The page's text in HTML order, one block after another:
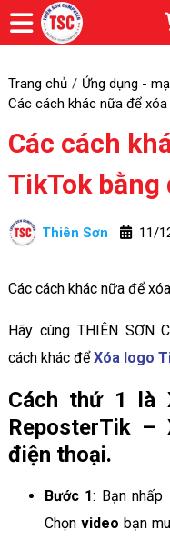
Trang chủ
Ứng dụng -
Các cách khác nữa để
Các cách
TikTok
Thiên Sơn 11/
Các cách khác nữa để
Hãy cùng THIÊN SƠN
cách khác đểXóa logo
Cách thứ 1 là
ReposterTik –
điện thoại.
Bước 1: Bạn nhấp
Chọn video bạn